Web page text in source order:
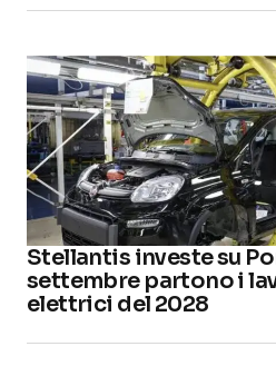
Stellantis investe su
settembre partono i
elettrici del 2028